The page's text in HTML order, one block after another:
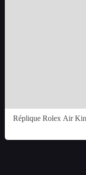
Réplique Rolex Air